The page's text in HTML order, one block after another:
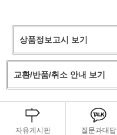
상품정보고시 보기
교환/반품/취소 안내 보기
자유게시판 질문과대답